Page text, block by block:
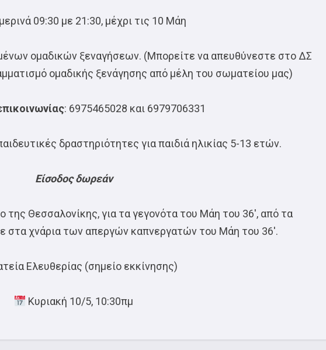
09:30 με 21:30, μέχρι τις 10 Μάη
ομαδικών ξεναγήσεων. (Μπορείτε να απευθύνεστε στο ΔΣ
ομαδικής ξενάγησης από μέλη του σωματείου μας)
: 6975465028 και 6979706331
δραστηριότητες για παιδιά ηλικίας 5-13 ετών.
Είσοδος δωρεάν
της Θεσσαλονίκης, για τα γεγονότα του Μάη του 36′, από τα
στα χνάρια των απεργών καπνεργατών του Μάη του 36′.
Ελευθερίας (σημείο εκκίνησης)
Κυριακή 10/5, 10:30πμ